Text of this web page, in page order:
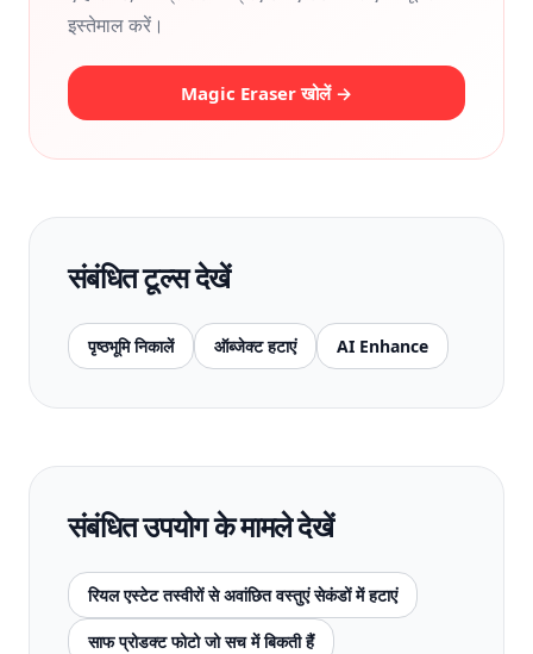
इस्तेमाल करें।
Magic Eraser खोलें →
संबंधित टूल्स देखें
पृष्ठभूमि निकालें ऑब्जेक्ट हटाएं AI Enhance
संबंधित उपयोग के मामले देखें
रियल एस्टेट तस्वीरों से अवांछित वस्तुएं सेकंडों में हटाएं
साफ प्रोडक्ट फोटो जो सच में बिकती हैं